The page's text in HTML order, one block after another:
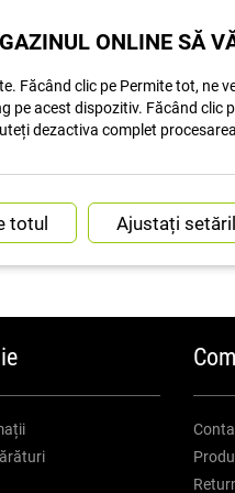
ONLINE SĂ
Făcând clic pe Permite tot, ne
pe acest dispozitiv. Făcând clic
dezactiva complet
Ajustați
RAPID